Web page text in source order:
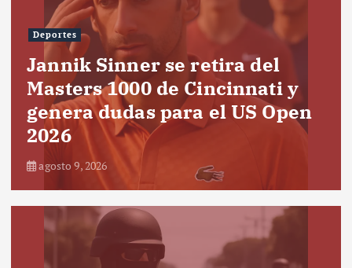
Deportes
Jannik Sinner se retira del
Masters 1000 de Cincinnati y
genera dudas para el US Open
2026
agosto 9, 2026